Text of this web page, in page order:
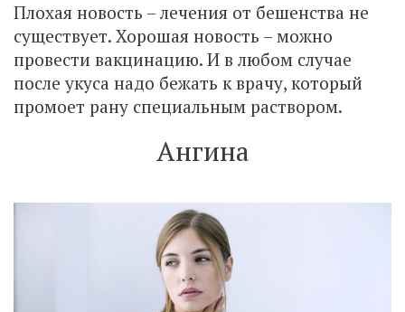
Плохая новость – лечения от бешенства не
существует. Хорошая новость – можно
провести вакцинацию. И в любом случае
после укуса надо бежать к врачу, который
промоет рану специальным раствором.
Ангина